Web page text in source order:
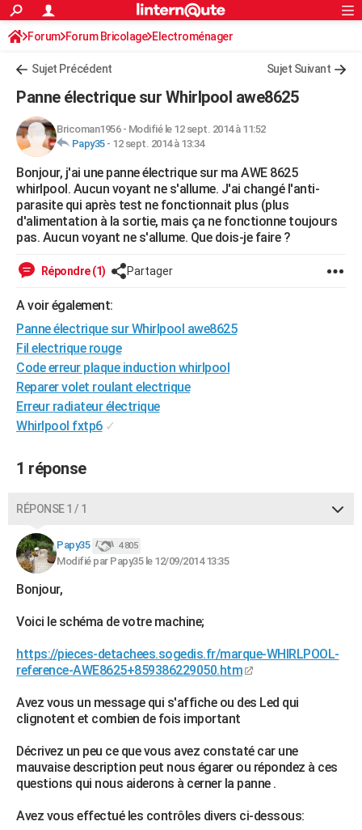
ACTUALITÉS
Politique
Société
Faits Divers
Education
Monde
Villes
+
FINANCE
Retraite
Impôts
Epargne
Immobilier
Risques naturels par ville
Banque
Assurance
Crédit
AUTO
Essais
Réserver un essai
Citadines
Berlines
SUV
Forum auto
+HIGH-TECH
Mobiles
Meilleur smartphone
Internet
Ordinateurs
Jeux vidéo
Guide high-tech
+BRICOLAGE
Forum
Aménagement intérieur
Extérieur
Cuisine
Salle de bains
Jardinage
Rangement
Guides de France
Escapades
Patrimoine
Expositions
Musées
Week-end nature
Art de vivre
Bien-être
Loisirs
Mode
Modes de vie
Alimentation
Guide de la santé
Maladies
Médicaments
Sommeil
VOYAGE
Voyage nature
Voyage de noces
PHOTO
GUIDES D'ACHAT
CARTE DE VOEUX
Carte de Noël
Carte Bonne année
Carte Saint-Valentin
Carte Pâques
Carte d'anniversaire
DICTIONNAIRE
Dictionnaire
Biographies
Citations
Expressions
Proverbes
PROGRAMME TV
Bricolage
Lifestyle
Culture
Sport
Auto
Television
Voyage
Cinema
S'inscrire
Connexion
Forum Forum Bricolage Electroménager
Sujet Précédent Sujet Suivant
Panne électrique sur Whirlpool awe8625
Bricoman1956- Modifié le 12 sept. 2014 à 11:52
Papy35- 12 sept. 2014 à 13:34
Bonjour, j'ai une panne électrique sur ma AWE 8625
whirlpool. Aucun voyant ne s'allume. J'ai changé l'anti-
parasite qui après test ne fonctionnait plus (plus
d'alimentation à la sortie, mais ça ne fonctionne toujours
pas. Aucun voyant ne s'allume. Que dois-je faire ?
Répondre (1) Partager
A voir également:
Panne électrique sur Whirlpool awe8625
Fil electrique rouge
Code erreur plaque induction whirlpool
Reparer volet roulant electrique
Erreur radiateur électrique
Whirlpool fxtp6 ✓
1 réponse
RÉPONSE 1 / 1
Papy35 4 805
Modifié par Papy35 le 12/09/2014 13:35
Bonjour,
Voici le schéma de votre machine;
https://pieces-detachees.sogedis.fr/marque-WHIRLPOOL-
reference-AWE8625+859386229050.htm
Avez vous un message qui s'affiche ou des Led qui
clignotent et combien de fois important
Décrivez un peu ce que vous avez constaté car une
mauvaise description peut nous égarer ou répondez à ces
questions qui nous aiderons à cerner la panne .
Avez vous effectué les contrôles divers ci-dessous: